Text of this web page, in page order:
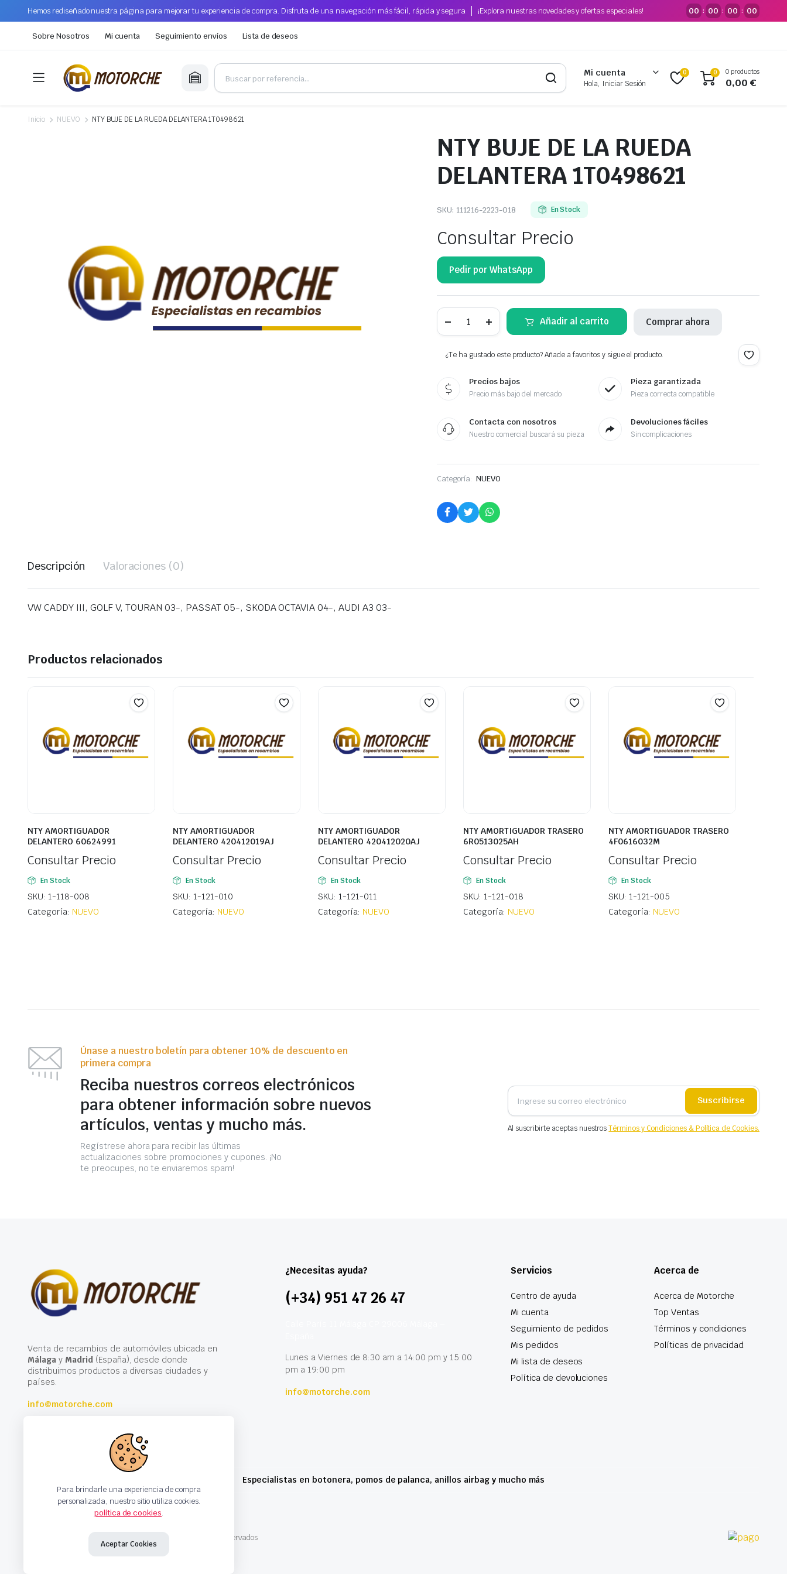
Hemos rediseñado nuestra página para mejorar tu experiencia de compra. Disfruta de una navegación más fácil, rápida y segura ¡Explora nuestras novedades y ofertas especiales! 00 : 00 : 00 : 00
Sobre Nosotros Mi cuenta Seguimiento envíos Lista de deseos
Mi cuenta
Hola, Iniciar Sesión
0 0 0 productos
0,00€
Inicio NUEVO NTY BUJE DE LA RUEDA DELANTERA 1T0498621
NTY BUJE DE LA RUEDA
DELANTERA 1T0498621
SKU: 111216-2223-018 En Stock
Consultar Precio
Pedir por WhatsApp
BUJE
RUEDA
DELANTERA
cantidad
Añadir al carrito Comprar ahora
¿Te ha gustado este producto? Añade a favoritos y sigue el producto.
Precios bajos
Precio más bajo del mercado
Pieza garantizada
Pieza correcta compatible
Contacta con nosotros
Nuestro comercial buscará su pieza
Devoluciones fáciles
Sin complicaciones
Categoría: NUEVO
Descripción Valoraciones (0)
VW CADDY III, GOLF V, TOURAN 03-, PASSAT 05-, SKODA OCTAVIA 04-, AUDI A3 03-
Productos relacionados
NTY AMORTIGUADOR
DELANTERO 60624991
Consultar Precio
En Stock
SKU: 1-118-008
Categoría: NUEVO
NTY AMORTIGUADOR
DELANTERO 420412019AJ
Consultar Precio
En Stock
SKU: 1-121-010
Categoría: NUEVO
NTY AMORTIGUADOR
DELANTERO 420412020AJ
Consultar Precio
En Stock
SKU: 1-121-011
Categoría: NUEVO
NTY AMORTIGUADOR TRASERO
6R0513025AH
Consultar Precio
En Stock
SKU: 1-121-018
Categoría: NUEVO
NTY AMORTIGUADOR TRASERO
4F0616032M
Consultar Precio
En Stock
SKU: 1-121-005
Categoría: NUEVO
Únase a nuestro boletín para obtener 10% de descuento en
primera compra
Reciba nuestros correos electrónicos
para obtener información sobre nuevos
artículos, ventas y mucho más.
Regístrese ahora para recibir las últimas
actualizaciones sobre promociones y cupones. ¡No
te preocupes, no te enviaremos spam!
Suscribirse
Al suscribirte aceptas nuestrosTérminos y Condiciones & Política de Cookies.
Venta de recambios de automóviles ubicada en
Málagay Madrid(España), desde donde
distribuimos productos a diversas ciudades y
países.
info@motorche.com
¿Necesitas ayuda?
(+34) 951 47 26 47
Lunes a Viernes de 8:30 am a 14:00 pm y 15:00
pm a 19:00 pm
info@motorche.com
Servicios
Centro de ayuda
Mi cuenta
Seguimiento de pedidos
Mis pedidos
Mi lista de deseos
Política de devoluciones
Acerca de
Acerca de Motorche
Top Ventas
Términos y condiciones
Políticas de privacidad
Especialistas en botonera, pomos de palanca, anillos airbag y mucho más
Copyright 2024 © Motorche Autoparts. Todos los derechos reservados
Para brindarle una experiencia de compra
personalizada, nuestro sitio utiliza cookies.
política de cookies.
Aceptar Cookies